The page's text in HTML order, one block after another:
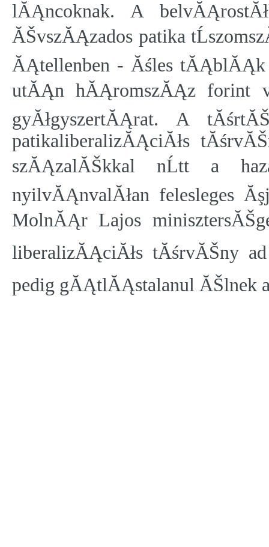
lĂĄncoknak. A
ĂŠvszĂĄzados patika
ĂĄtellenben - Ăśles
utĂĄn hĂĄromszĂĄz forint
gyĂłgyszertĂĄrat. A
patikaliberalizĂĄciĂłs
szĂĄzalĂŠkkal nĹtt a
nyilvĂĄnvalĂłan felesleges
MolnĂĄr Lajos
liberalizĂĄciĂłs tĂśrvĂŠny ad
pedig gĂĄtlĂĄstalanul ĂŠlnek a